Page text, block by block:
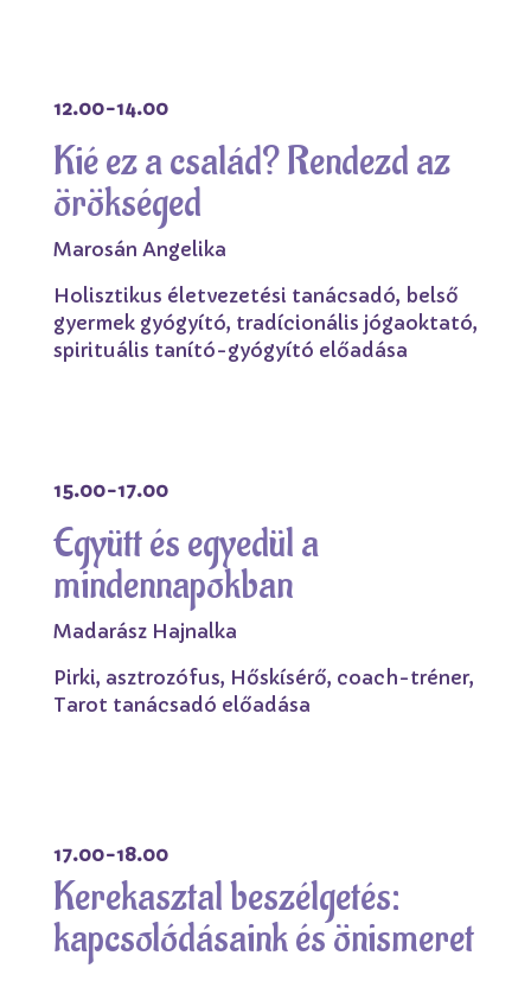
12.00-14.00
Kié ez a család? Rendezd az
örökséged
Marosán Angelika
Holisztikus életvezetési tanácsadó, belső
gyermek gyógyító, tradícionális jógaoktató,
spirituális tanító-gyógyító előadása
15.00-17.00
Együtt és egyedül a
mindennapokban
Madarász Hajnalka
Pirki, asztrozófus, Hőskísérő, coach-tréner,
Tarot tanácsadó előadása
17.00-18.00
Kerekasztal beszélgetés:
kapcsolódásaink és önismeret